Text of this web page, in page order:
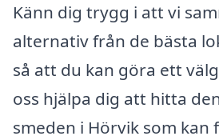
Känn dig trygg i att vi
alternativ från de bästa
så att du kan göra ett
oss hjälpa dig att hitta
smeden i Hörvik som kan